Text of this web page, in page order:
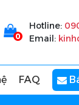
0
Hotline:
Email:
FAQ